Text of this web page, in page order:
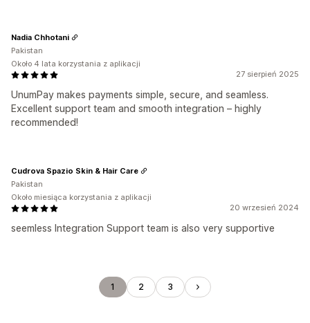
27 sierpień 2025
UnumPay makes payments simple, secure, and seamless.
Excellent support team and smooth integration – highly
recommended!
Nadia Chhotani
Pakistan
Około 4 lata korzystania z aplikacji
20 wrzesień 2024
seemless Integration Support team is also very supportive
Cudrova Spazio Skin & Hair Care
Pakistan
Około miesiąca korzystania z aplikacji
1 2 3